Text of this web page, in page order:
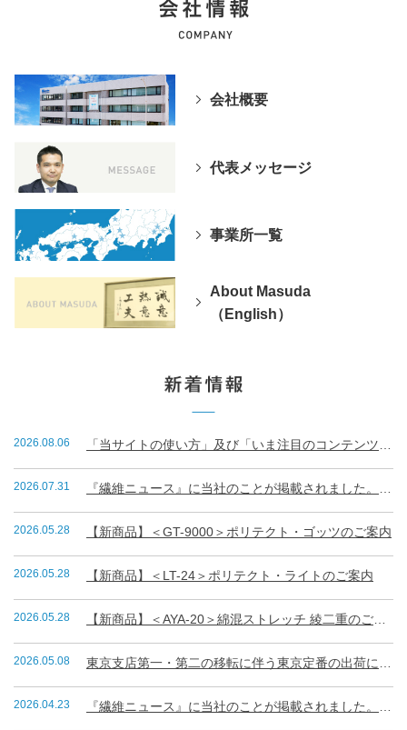
会社概要
代表メッセージ
事業所一覧
About Masuda
（English）
2026.08.06
2026.07.31
2026.05.28 【新商品】＜GT-9000＞ポリテクト・ゴッツのご案内
2026.05.28 【新商品】＜LT-24＞ポリテクト・ライトのご案内
2026.05.28
2026.05.08
2026.04.23